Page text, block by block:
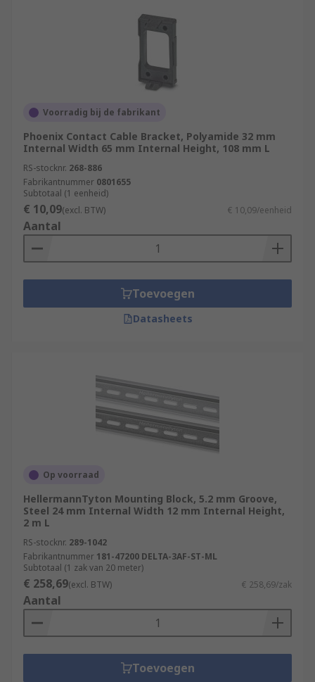
Voorradig bij de fabrikant
Phoenix Contact Cable Bracket, Polyamide 32 mm
Internal Width 65 mm Internal Height, 108 mm L
RS-stocknr. 268-886
Fabrikantnummer 0801655
Subtotaal (1 eenheid)
€ 10,09(excl. BTW) € 10,09/eenheid
Aantal
Toevoegen
Datasheets
Op voorraad
HellermannTyton Mounting Block, 5.2 mm Groove,
Steel 24 mm Internal Width 12 mm Internal Height,
2 m L
RS-stocknr. 289-1042
Fabrikantnummer 181-47200 DELTA-3AF-ST-ML
Subtotaal (1 zak van 20 meter)
€ 258,69(excl. BTW) € 258,69/zak
Aantal
Toevoegen